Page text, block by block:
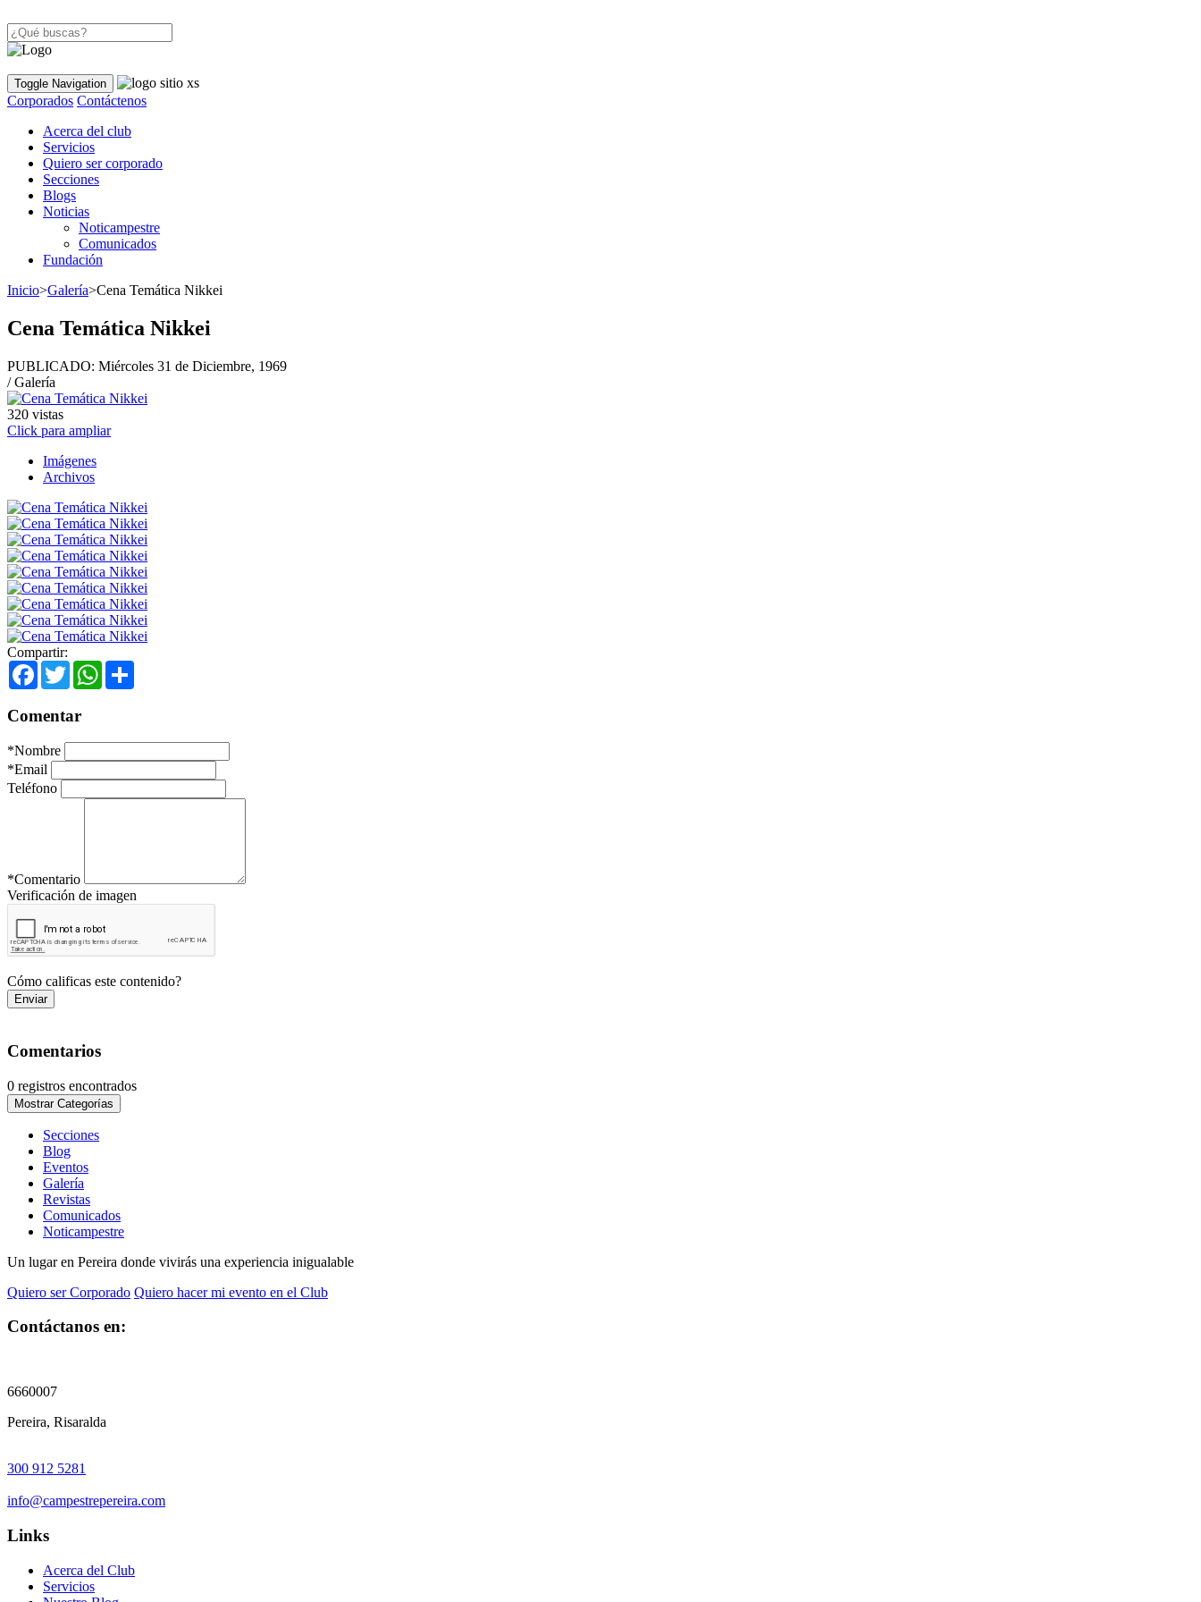
Toggle Navigation
Corporados Contáctenos
Acerca del club
Servicios
Quiero ser corporado
Secciones
Blogs
Noticias
Noticampestre
Comunicados
Fundación
Inicio>Galería>Cena Temática Nikkei
Cena Temática Nikkei
PUBLICADO: Miércoles 31 de Diciembre, 1969
/ Galería
320 vistas
Click para ampliar
Imágenes
Archivos
Compartir:
Facebook
TwitterWhatsApp
Comentar
*Nombre
*Email
Teléfono
*Comentario
Verificación de imagen
Cómo calificas este contenido?
Enviar
Comentarios
0 registros encontrados
Mostrar Categorías
Secciones
Blog
Eventos
Galería
Revistas
Comunicados
Noticampestre
Un lugar en Pereira donde vivirás una experiencia inigualable
Quiero ser Corporado Quiero hacer mi evento en el Club
Contáctanos en:
6660007
Pereira, Risaralda
300 912 5281
info@campestrepereira.com
Links
Acerca del Club
Servicios